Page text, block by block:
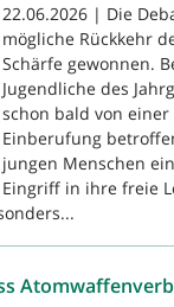
22.06.2026 | Die
mögliche Rückkehr
Schärfe gewonnen.
Jugendliche des
schon bald von
Einberufung
jungen Menschen
Eingriff in ihre freie